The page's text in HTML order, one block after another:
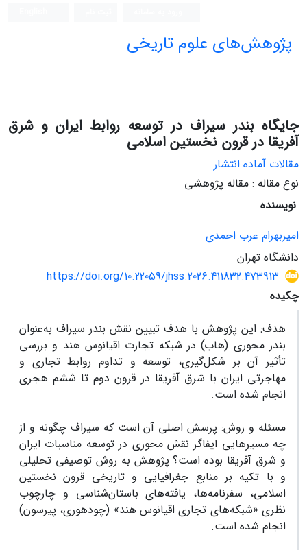
پژوهش‌های علوم تاریخی
جایگاه بندر سیراف در توسعه روابط ایران و شرق
آفریقا در قرون نخستین اسلامی
مقالات آماده انتشار
نوع مقاله : مقاله پژوهشی
نویسنده
امیربهرام عرب احمدی
دانشگاه تهران
https://doi.org/10.22059/jhss.2026.411832.473913
چکیده
هدف: این پژوهش با هدف تبیین نقش بندر سیراف به‌عنوان
بندر محوری (هاب) در شبکه تجارت اقیانوس هند و بررسی
تأثیر آن بر شکل‌گیری، توسعه و تداوم روابط تجاری و
مهاجرتی ایران با شرق آفریقا در قرون دوم تا ششم هجری
انجام شده است.
مسئله و روش: پرسش اصلی آن است که سیراف چگونه و از
چه مسیرهایی ایفاگر نقش محوری در توسعه مناسبات ایران
و شرق آفریقا بوده است؟ پژوهش به روش توصیفی تحلیلی
و با تکیه بر منابع جغرافیایی و تاریخی قرون نخستین
اسلامی، سفرنامه‌ها، یافته‌های باستان‌شناسی و چارچوب
نظری «شبکه‌های تجاری اقیانوس هند» (چودهوری، پیرسون)
انجام شده است.